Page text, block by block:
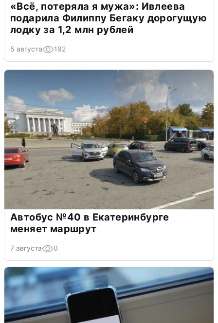
«Всё, потеряла я мужа»: Ивлеева
подарила Филиппу Бегаку дорогущую
лодку за 1,2 млн рублей
5 августа 192
Автобус №40 в Екатеринбурге
меняет маршрут
7 августа 0